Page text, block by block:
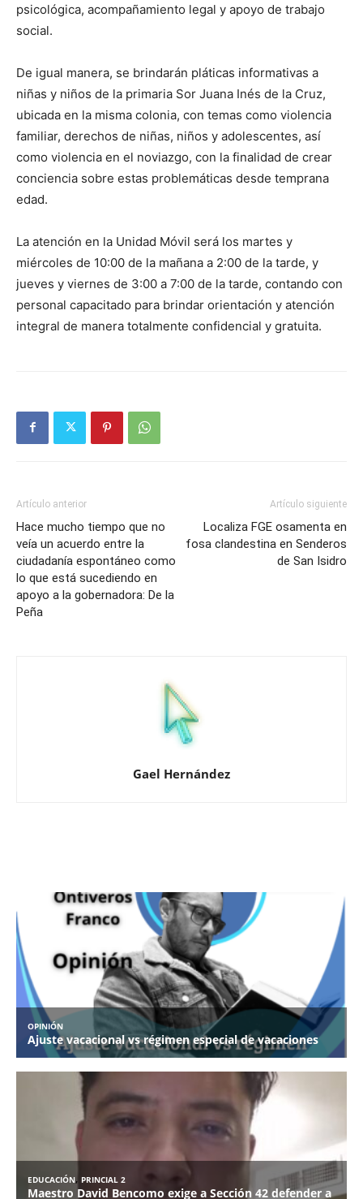
psicológica, acompañamiento legal y apoyo de trabajo
social.
De igual manera, se brindarán pláticas informativas a
niñas y niños de la primaria Sor Juana Inés de la Cruz,
ubicada en la misma colonia, con temas como violencia
familiar, derechos de niñas, niños y adolescentes, así
como violencia en el noviazgo, con la finalidad de crear
conciencia sobre estas problemáticas desde temprana
edad.
La atención en la Unidad Móvil será los martes y
miércoles de 10:00 de la mañana a 2:00 de la tarde, y
jueves y viernes de 3:00 a 7:00 de la tarde, contando con
personal capacitado para brindar orientación y atención
integral de manera totalmente confidencial y gratuita.
Artículo anterior
Hace mucho tiempo que no
veía un acuerdo entre la
ciudadanía espontáneo como
lo que está sucediendo en
apoyo a la gobernadora: De la
Peña
Artículo siguiente
Localiza FGE osamenta en
fosa clandestina en Senderos
de San Isidro
Gael Hernández